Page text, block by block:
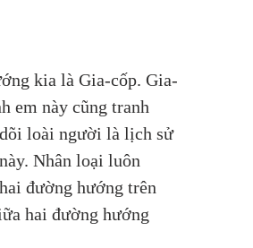
kia là Gia-cốp. Gia-
em này cũng tranh
loài người là lịch sử
Nhân loại luôn
đường hướng trên
hai đường hướng